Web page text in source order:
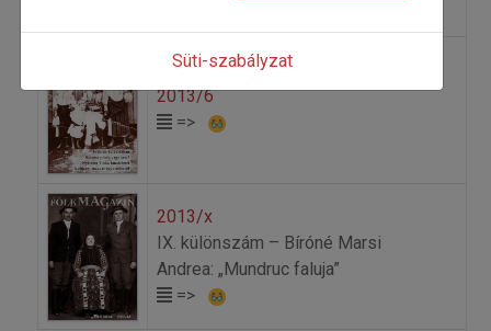
2013/6
=>
2013/x
IX. különszám – Bíróné Marsi
Andrea: „Mundruc faluja”
=>
Süti-szabályzat